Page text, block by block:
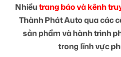
Nhiềutrang báo và kênh
Thành Phát Auto qua các
sản phẩm và hành trình
trong lĩnh vực